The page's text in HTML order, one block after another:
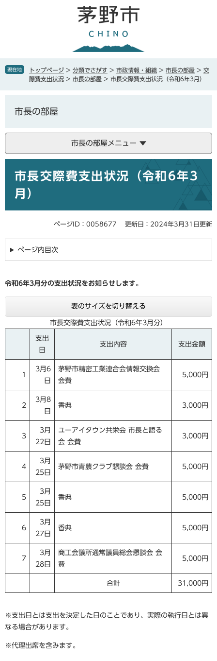
で
ば現在地 トップページ > 分類でさがす > 市政情報・組織 > 市長の部屋 > 交
際費支出状況 > 市長の部屋 > 市長交際費支出状況（令和6年3月）
市長の部屋
市長の部屋メニュー
市長交際費支出状況（令和6年3
月）
ページID：0058677 更新日：2024年3月31日更新
ページ内目次
令和6年3月分の支出状況をお知らせします。
表のサイズを切り替える
市長交際費支出状況（令和6年3月分）
支出
日
支出内容 支出金額
1
3月6
日
茅野市精密工業連合会情報交換会
会費
5,000円
2
3月8
日
香典 3,000円
3
3月
22日
ユーアイタウン共栄会 市長と語る
会 会費
3,000円
4
3月
25日
茅野市青農クラブ懇談会 会費 5,000円
5
3月
25日
香典 5,000円
6
3月
27日
香典 5,000円
7
3月
28日
商工会議所通常議員総会懇談会 会
費
5,000円
合計 31,000円
※支出日とは支出を決定した日のことであり、実際の執行日とは異
なる場合があります。
※代理出席を含みます。